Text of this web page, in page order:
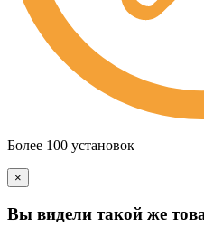
Более 100 установок
×
Вы видели такой же